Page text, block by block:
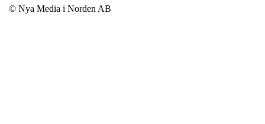
© Nya Media i Norden AB